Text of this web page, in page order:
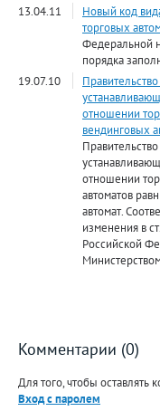
13.04.11
Новый код
торговых
Федеральной
порядка
19.07.10
отношении
вендинговых
отношении
автоматов
автомат.
изменения в
Российской
Комментарии (0)
Для того, чтобы оставлять
Вход с паролем